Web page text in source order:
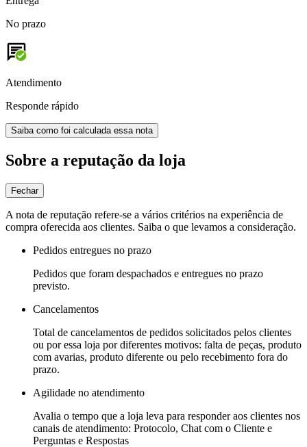
No prazo
Atendimento
Responde rápido
Saiba como foi calculada essa nota
Sobre a reputação da loja
Fechar
A nota de reputação refere-se a vários critérios na experiência de
compra oferecida aos clientes. Saiba o que levamos a consideração.
Pedidos entregues no prazo
Pedidos que foram despachados e entregues no prazo
previsto.
Cancelamentos
Total de cancelamentos de pedidos solicitados pelos clientes
ou por essa loja por diferentes motivos: falta de peças, produto
com avarias, produto diferente ou pelo recebimento fora do
prazo.
Agilidade no atendimento
Avalia o tempo que a loja leva para responder aos clientes nos
canais de atendimento: Protocolo, Chat com o Cliente e
Perguntas e Respostas